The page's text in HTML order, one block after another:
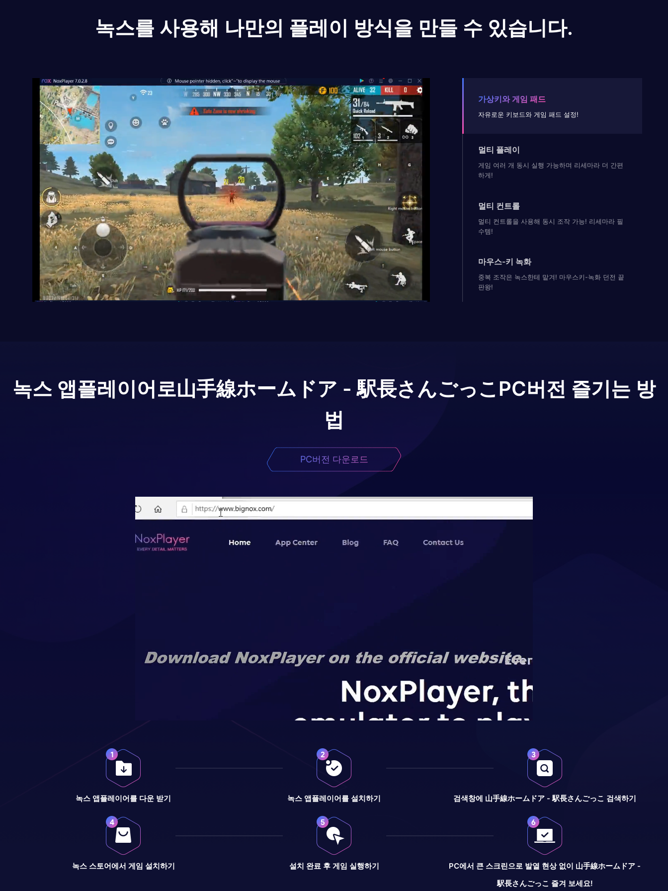
녹스를 사용해 나만의 플레이 방식을 만들 수 있습니다.
가상키와 게임 패드
자유로운 키보드와 게임 패드 설정!
멀티 플레이
게임 여러 개 동시 실행 가능하며 리세마라 더 간편
하게!
멀티 컨트롤
멀티 컨트롤을 사용해 동시 조작 가능! 리세마라 필
수템!
마우스-키 녹화
중복 조작은 녹스한테 맡겨! 마우스키-녹화 던전 끝
판왕!
녹스 앱플레이어로山手線ホームドア - 駅長さんごっこPC버전 즐기는 방
법
PC버전 다운로드
녹스 앱플레이어를 다운 받기 녹스 앱플레이어를 설치하기 검색창에 山手線ホームドア - 駅長さんごっこ 검색하기
녹스 스토어에서 게임 설치하기 설치 완료 후 게임 실행하기
PC에서 큰 스크린으로 발열 현상 없이 山手線ホームドア -
駅長さんごっこ 즐겨 보세요!